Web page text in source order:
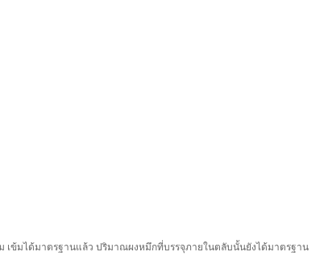
เข้มได้มาตรฐานแล้ว ปริมาณผงหมึกที่บรรจุภายในตลับนั้นยังได้มาตรฐาน